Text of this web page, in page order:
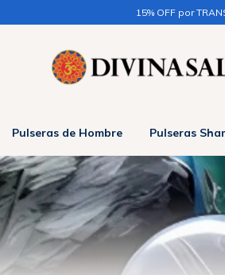
3 CUOTAS sin interés en + $50.000 / 6
Pulseras de Hombre Pulseras